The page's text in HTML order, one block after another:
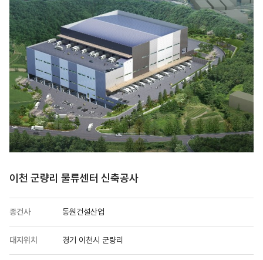
이천 군량리 물류센터 신축공사
종건사 동원건설산업
대지위치 경기 이천시 군량리